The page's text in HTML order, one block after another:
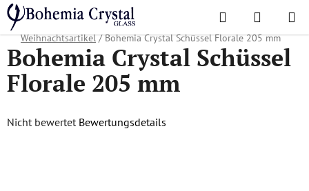
Zum
Inhalt
springen
Suchen
Startseite
/ Lieblingskollektionen /
/
Weihnachtsartikel / Bohemia Crystal Schüssel Florale 205 mm
Bohemia Crystal Schüssel
Florale 205 mm
Die
Nicht bewertet Bewertungsdetails